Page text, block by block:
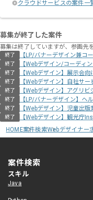
クラウドサービスの案件一
募集が終了した案件
募集は終了していますが、参画先
終了 【LP/バナーデザイン兼コ
終了 【Webデザイン/コーディ
終了 【Webデザイン】展示会
終了 【Webデザイン】自社サ
終了 【Webデザイン】アグリ
終了 【LP/バナーデザイン】ヘ
終了 【Webデザイン】児童出
終了
【Webデザイン】観光庁
HOME案件検索Webデザイナー
案件検索
スキル
Java